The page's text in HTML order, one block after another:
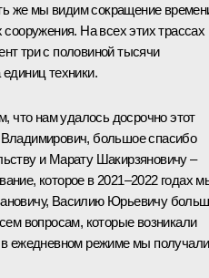
же мы видим сокращение
сооружения. На всех этих трассах
три с половиной тысячи
техники.
что нам удалось досрочно этот
большое спасибо
и Марату Шакирзяновичу –
которое в 2021–2022 годах
Василию Юрьевичу
вопросам, которые возникали
в ежедневном режиме мы получали